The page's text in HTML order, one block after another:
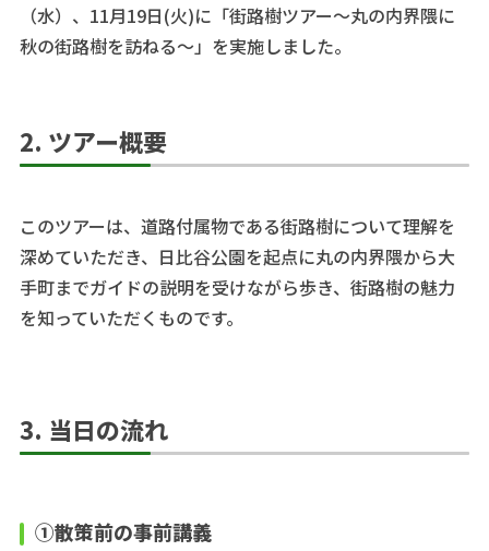
（水）、11月19日(火)に「街路樹ツアー～丸の内界隈に
秋の街路樹を訪ねる～」を実施しました。
2. ツアー概要
このツアーは、道路付属物である街路樹について理解を
深めていただき、日比谷公園を起点に丸の内界隈から大
手町までガイドの説明を受けながら歩き、街路樹の魅力
を知っていただくものです。
3. 当日の流れ
①散策前の事前講義